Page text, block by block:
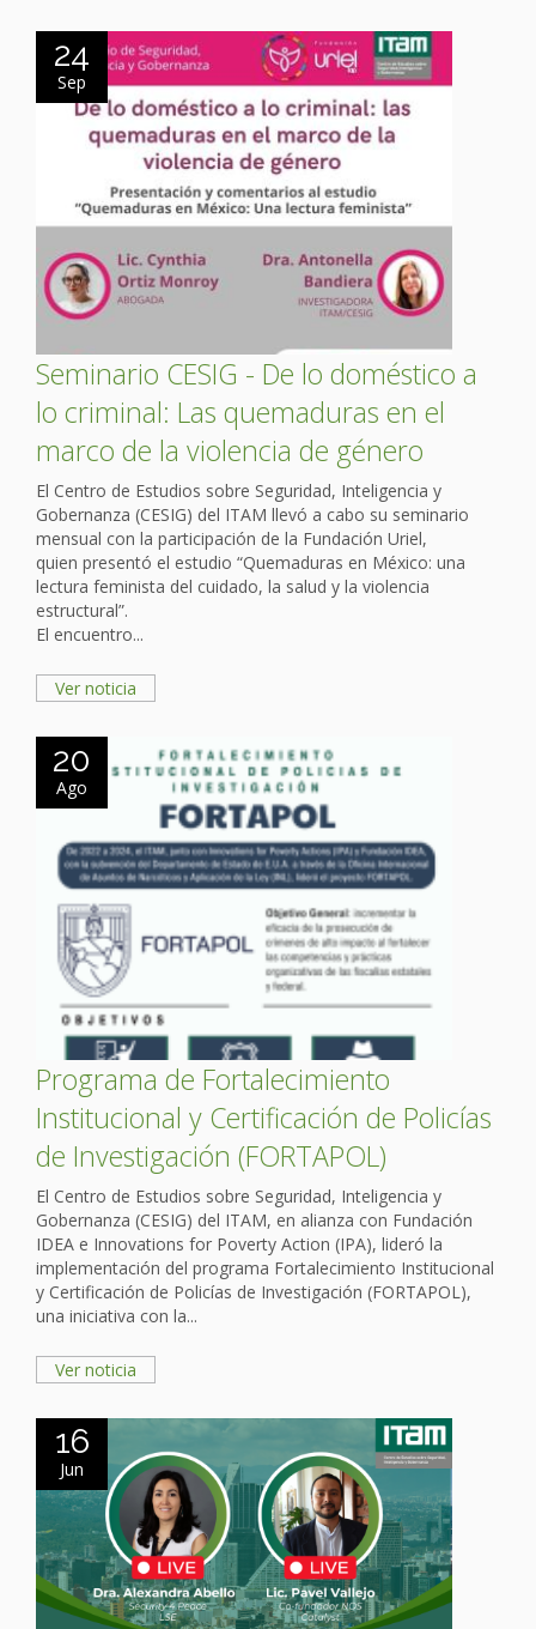
24
Sep
Seminario CESIG - De lo doméstico a
lo criminal: Las quemaduras en el
marco de la violencia de género
El Centro de Estudios sobre Seguridad, Inteligencia y
Gobernanza (CESIG) del ITAM llevó a cabo su seminario
mensual con la participación de la Fundación Uriel,
quien presentó el estudio “Quemaduras en México: una
lectura feminista del cuidado, la salud y la violencia
estructural”.
El encuentro...
Ver noticia
20
Ago
Programa de Fortalecimiento
Institucional y Certificación de Policías
de Investigación (FORTAPOL)
El Centro de Estudios sobre Seguridad, Inteligencia y
Gobernanza (CESIG) del ITAM, en alianza con Fundación
IDEA e Innovations for Poverty Action (IPA), lideró la
implementación del programa Fortalecimiento Institucional
y Certificación de Policías de Investigación (FORTAPOL),
una iniciativa con la...
Ver noticia
16
Jun